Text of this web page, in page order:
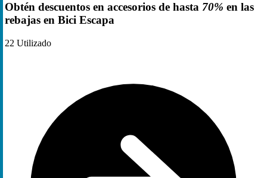
Obtén descuentos en accesorios de hasta 70% en las
rebajas en Bici Escapa
22 Utilizado